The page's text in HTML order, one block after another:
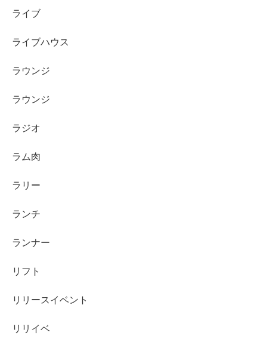
ライブ
ライブハウス
ラウンジ
ラウンジ
ラジオ
ラム肉
ラリー
ランチ
ランナー
リフト
リリースイベント
リリイベ